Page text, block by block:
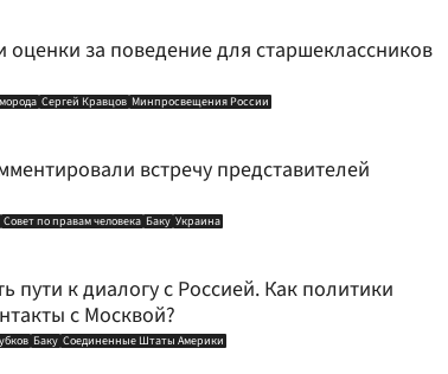
оценки за поведение для старшеклассников
Сергей Кравцов Минпросвещения России
встречу представителей
Совет по правам человека Баку Украина
пути к диалогу с Россией. Как политики
с Москвой?
Баку Соединенные Штаты Америки